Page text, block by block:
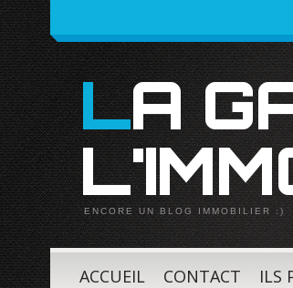
LA GAZETTE DE
ENCORE UN BLOG IMMOBILIER :)
ACCUEIL CONTACT ILS